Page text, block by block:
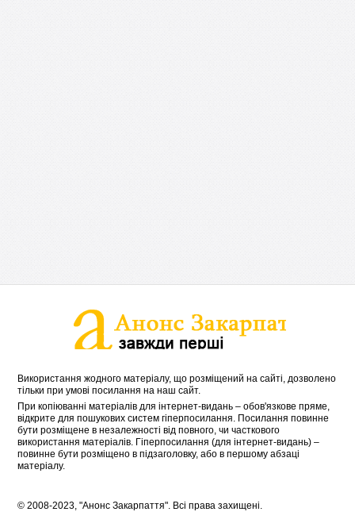
Використання жодного матеріалу, що розміщений на сайті, дозволено
тільки при умові посилання на наш сайт.
При копіюванні матеріалів для інтернет-видань – обов'язкове пряме,
відкрите для пошукових систем гіперпосилання. Посилання повинне
бути розміщене в незалежності від повного, чи часткового
використання матеріалів. Гіперпосилання (для інтернет-видань) –
повинне бути розміщено в підзаголовку, або в першому абзаці
матеріалу.
© 2008-2023, "Анонс Закарпаття". Всі права захищені.